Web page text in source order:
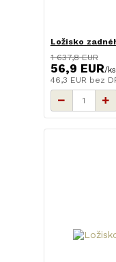
Ložisko
1 637,8 EUR
56,9 EUR/ks
46,3 EUR bez